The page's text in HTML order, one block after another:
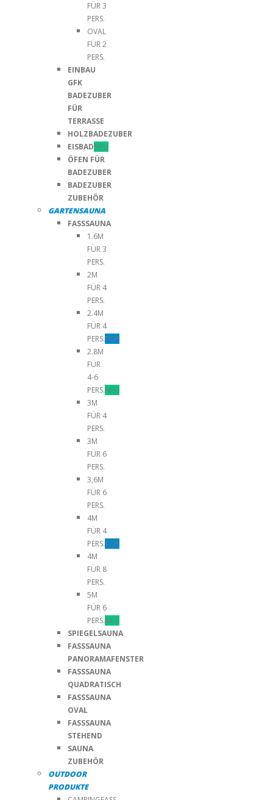
FÜR 3
PERS.
OVAL
FÜR 2
PERS.
EINBAU
GFK
BADEZUBER
FÜR
TERRASSE
HOLZBADEZUBER
EISBADNEU
ÖFEN FÜR
BADEZUBER
BADEZUBER
ZUBEHÖR
GARTENSAUNA
FASSSAUNA
1.6M
FÜR 3
PERS.
2M
FÜR 4
PERS.
2.4M
FÜR 4
PERS.TOP
2.8M
FÜR
4-6
PERS.NEU
3M
FÜR 4
PERS.
3M
FÜR 6
PERS.
3,6M
FÜR 6
PERS.
4M
FÜR 4
PERS.TOP
4M
FÜR 8
PERS.
5M
FÜR 6
PERS.NEU
SPIEGELSAUNA
FASSSAUNA
PANORAMAFENSTER
FASSSAUNA
QUADRATISCH
FASSSAUNA
OVAL
FASSSAUNA
STEHEND
SAUNA
ZUBEHÖR
OUTDOOR
PRODUKTE